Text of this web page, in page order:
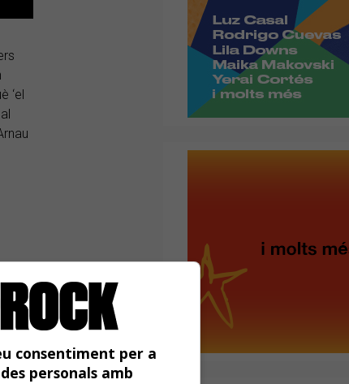
‘el
consentiment per a
personals amb